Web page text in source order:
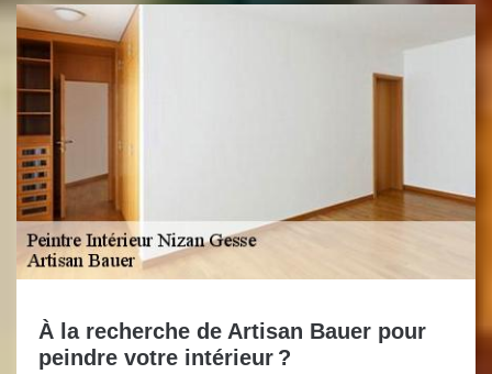
À la recherche de Artisan Bauer pour
peindre votre intérieur ?